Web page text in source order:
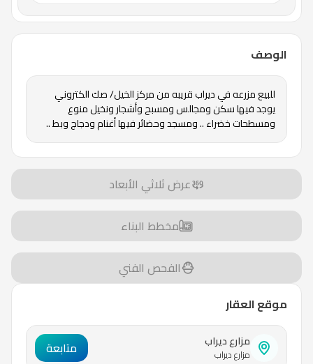
الوصف
للبيع مزرعه في ديراب قريبه من مركز الخيل/ صك الكتروني
يوجد فيها سكن ومجالس ومسبح وأشجار ونخيل منوع
ومسطحات خضراء .. ومسجد وحضائر فيها أغنام ودجاج وبط ..
عرض ثلاثي الأبعاد
مخطط البناء
الفحص الفني
موقع العقار
مزارع ديراب
مزارع ديراب متابعة